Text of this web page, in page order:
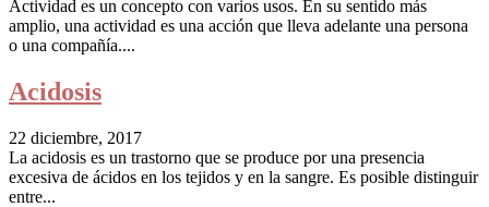
Actividad es un concepto con varios usos. En su sentido más
amplio, una actividad es una acción que lleva adelante una persona
o una compañía....
Acidosis
22 diciembre, 2017
La acidosis es un trastorno que se produce por una presencia
excesiva de ácidos en los tejidos y en la sangre. Es posible distinguir
entre...